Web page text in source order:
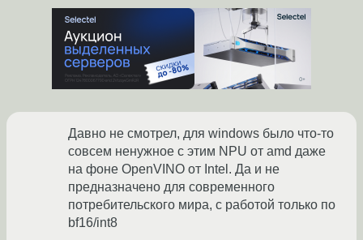
Давно не смотрел, для windows было что-то
совсем ненужное с этим NPU от amd даже
на фоне OpenVINO от Intel. Да и не
предназначено для современного
потребительского мира, с работой только по
bf16/int8